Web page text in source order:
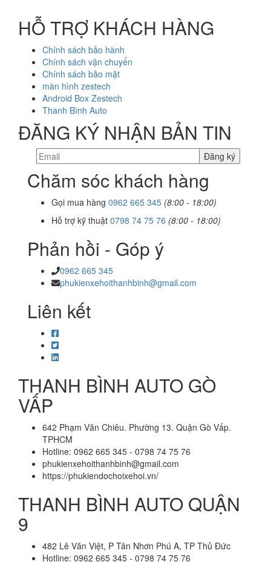
HỖ TRỢ KHÁCH HÀNG
Chính sách bảo hành
Chính sách vận chuyển
Chính sách bảo mật
màn hình zestech
Android Box Zestech
Thanh Bình Auto
ĐĂNG KÝ NHẬN BẢN TIN
Chăm sóc khách hàng
Gọi mua hàng 0962 665 345 (8:00 - 18:00)
Hỗ trợ kỹ thuật 0798 74 75 76 (8:00 - 18:00)
Phản hồi - Góp ý
0962 665 345
phukienxehoithanhbinh@gmail.com
Liên kết
THANH BÌNH AUTO GÒ
VẤP
642 Phạm Văn Chiêu. Phường 13. Quận Gò Vấp.
TPHCM
Hotline: 0962 665 345 - 0798 74 75 76
phukienxehoithanhbinh@gmail.com
https://phukiendochoixehoi.vn/
THANH BÌNH AUTO QUẬN
9
482 Lê Văn Việt, P Tân Nhơn Phú A, TP Thủ Đức
Hotline: 0962 665 345 - 0798 74 75 76